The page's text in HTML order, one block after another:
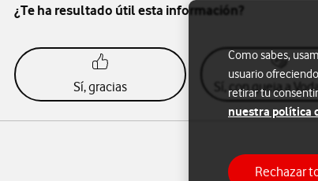
¿Te ha resultado útil esta información?
Sí, gracias Sí, con queja a
Como sabes,
usuario
retirar tu
nuestra política
Rechazar